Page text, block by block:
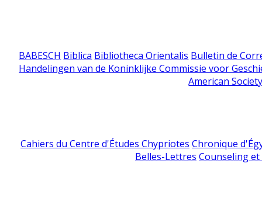
BABESCH Biblica Bibliotheca Orientalis Bulletin de
Handelingen van de Koninklijke Commissie voor
American
Cahiers du Centre d'Études Chypriotes Chronique
Belles-Lettres Counseling